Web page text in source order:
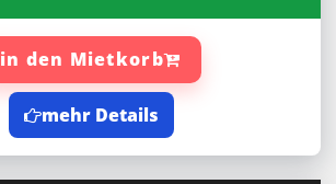
in den Mietkorb
mehr Details